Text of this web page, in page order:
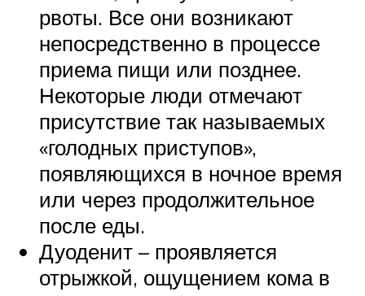
рвоты. Все они возникают
непосредственно в процессе
приема пищи или позднее.
Некоторые люди отмечают
присутствие так называемых
«голодных приступов»,
появляющихся в ночное время
или через продолжительное
после еды.
Дуоденит – проявляется
отрыжкой, ощущением кома в